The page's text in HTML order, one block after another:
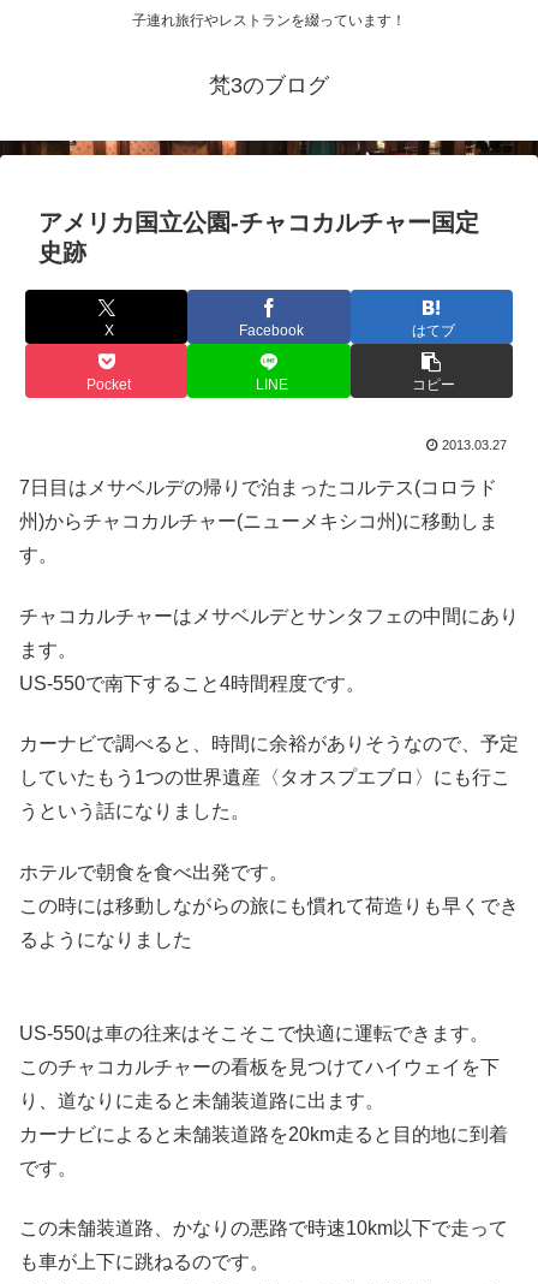
子連れ旅行やレストランを綴っています！
梵3のブログ
アメリカ国立公園-チャコカルチャー国定
史跡
X Facebook はてブ
Pocket LINE コピー
2013.03.27
7日目はメサベルデの帰りで泊まったコルテス(コロラド
州)からチャコカルチャー(ニューメキシコ州)に移動しま
す。
チャコカルチャーはメサベルデとサンタフェの中間にあり
ます。
US-550で南下すること4時間程度です。
カーナビで調べると、時間に余裕がありそうなので、予定
していたもう1つの世界遺産〈タオスプエブロ〉にも行こ
うという話になりました。
ホテルで朝食を食べ出発です。
この時には移動しながらの旅にも慣れて荷造りも早くでき
るようになりました
US-550は車の往来はそこそこで快適に運転できます。
このチャコカルチャーの看板を見つけてハイウェイを下
り、道なりに走ると未舗装道路に出ます。
カーナビによると未舗装道路を20km走ると目的地に到着
です。
この未舗装道路、かなりの悪路で時速10km以下で走って
も車が上下に跳ねるのです。